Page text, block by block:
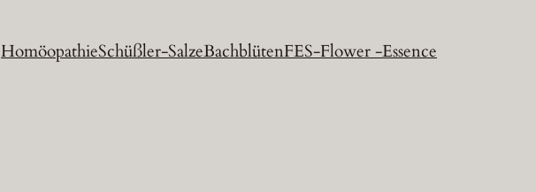
HomöopathieSchüßler-SalzeBachblütenFES-Flower -Essence